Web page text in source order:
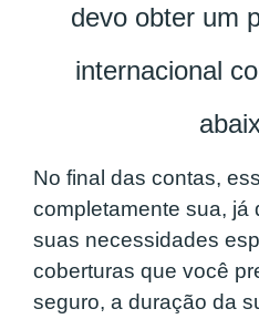
devo obter um
internacional
No final das contas,
completamente sua, já
suas necessidades
coberturas que você
seguro, a duração da